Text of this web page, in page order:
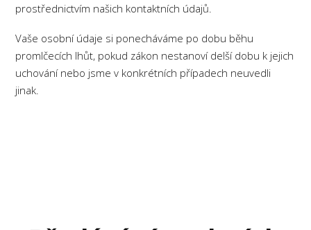
prostřednictvím našich kontaktních údajů.
Vaše osobní údaje si ponecháváme po dobu běhu
promlčecích lhůt, pokud zákon nestanoví delší dobu k jejich
uchování nebo jsme v konkrétních případech neuvedli
jinak.